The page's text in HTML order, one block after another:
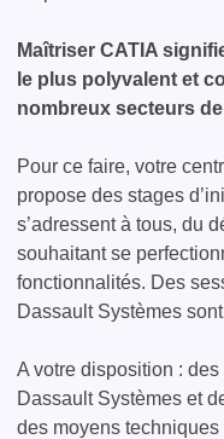
Maîtriser CATIA
le plus polyvalent et
nombreux secteurs
Pour ce faire, votre
propose des stages
s’adressent à tous, du
souhaitant se
fonctionnalités. Des
Dassault Systèmes
A votre disposition :
Dassault Systèmes et
des moyens